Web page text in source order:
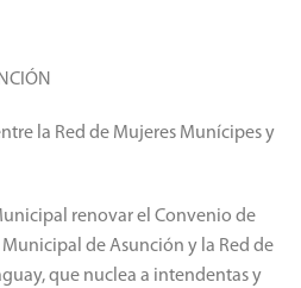
la Red de Mujeres Munícipes y
renovar el Convenio de
de Asunción y la Red de
que nuclea a intendentas y